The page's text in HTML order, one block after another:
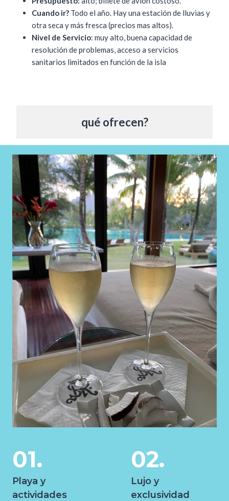
Cuando ir? Todo el año. Hay una estación de lluvias y
otra seca y más fresca (precios mas altos).
Nivel de Servicio: muy alto, buena capacidad de
resolución de problemas, acceso a servicios
sanitarios limitados en función de la isla
qué ofrecen?
01.
Playa y
actividades
02.
Lujo y
exclusividad